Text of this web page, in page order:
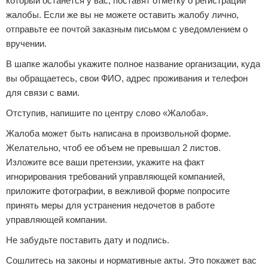
жалобы. Если же вы не можете оставить жалобу лично,
отправьте ее почтой заказным письмом с уведомлением о
вручении.
В шапке жалобы укажите полное название организации, куда
вы обращаетесь, свои ФИО, адрес проживания и телефон
для связи с вами.
Отступив, напишите по центру слово «Жалоба».
Жалоба может быть написана в произвольной форме.
Желательно, чтоб ее объем не превышал 2 листов.
Изложите все ваши претензии, укажите на факт
игнорирования требований управляющей компанией,
приложите фотографии, в вежливой форме попросите
принять меры для устранения недочетов в работе
управляющей компании.
Не забудьте поставить дату и подпись.
Сошлитесь на законы и нормативные акты. Это покажет вас